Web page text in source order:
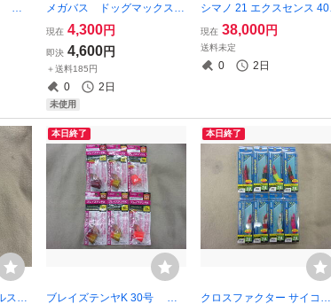
合
タ
ヤ
針
メガバス ドッグマックス
ウォーキングモデル SH SE
アユ SH ハス ２個セッ
ト
現在 4,300円
即決 4,600円
＋送料185円
0 2日
未使用
シマノ 21 エクスセンス 400
0M XG 未使用 箱なし
現在 38,000円
送料未定
0 2日
ブ
本日終了
ブレイズテンヤK 30号 合
本日終了
クロスファクター サイコス